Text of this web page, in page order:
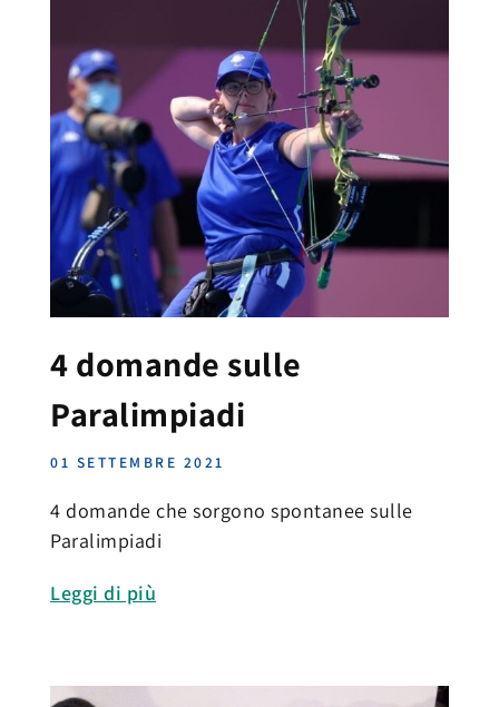
4 domande sulle
Paralimpiadi
01 SETTEMBRE 2021
4 domande che sorgono spontanee sulle
Paralimpiadi
Leggi di più